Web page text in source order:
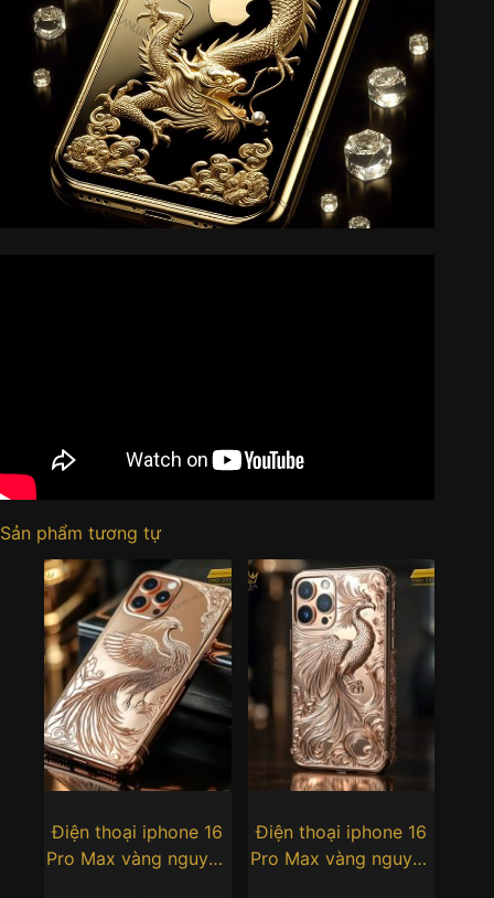
Sản phẩm tương tự
Điện thoại iphone 16
Pro Max vàng nguyên
Điện thoại iphone 16
Pro Max vàng nguyên